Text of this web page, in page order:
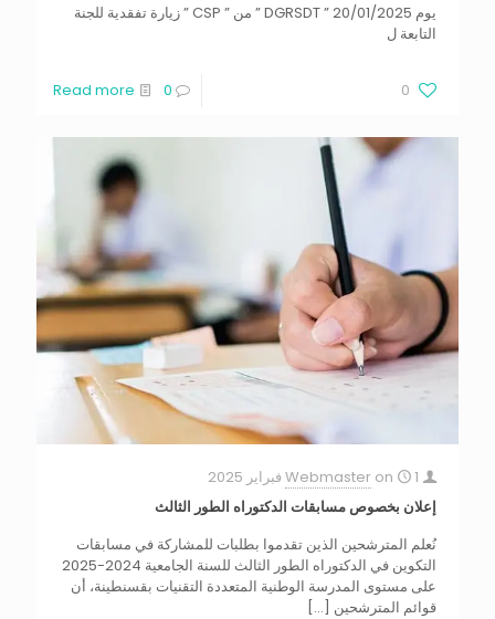
يوم 20/01/2025 ” DGRSDT ” من ” CSP ” زيارة تفقدية للجنة
التابعة ل
0
0
Read more
Webmaster on
1 فبراير 2025
إعلان بخصوص مسابقات الدكتوراه الطور الثالث
نُعلم المترشحين الذين تقدموا بطلبات للمشاركة في مسابقات
التكوين في الدكتوراه الطور الثالث للسنة الجامعية 2024-2025
على مستوى المدرسة الوطنية المتعددة التقنيات بقسنطينة، أن
قوائم المترشحين […]